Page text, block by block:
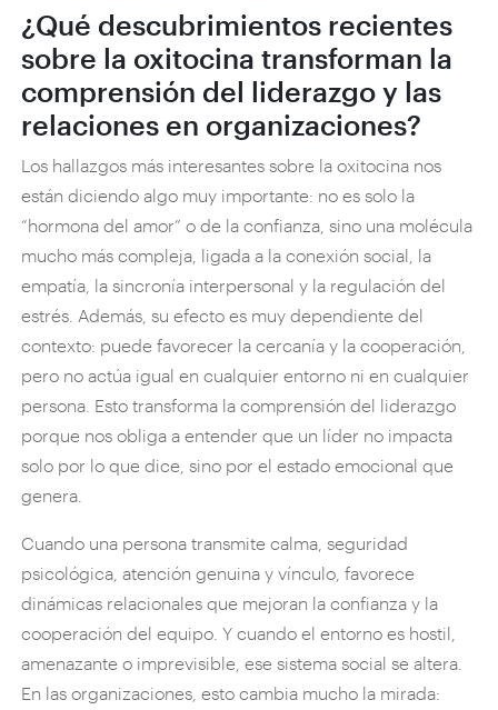
¿Qué descubrimientos recientes
sobre la oxitocina transforman la
comprensión del liderazgo y las
relaciones en organizaciones?
Los hallazgos más interesantes sobre la oxitocina nos
están diciendo algo muy importante: no es solo la
“hormona del amor” o de la confianza, sino una molécula
mucho más compleja, ligada a la conexión social, la
empatía, la sincronía interpersonal y la regulación del
estrés. Además, su efecto es muy dependiente del
contexto: puede favorecer la cercanía y la cooperación,
pero no actúa igual en cualquier entorno ni en cualquier
persona. Esto transforma la comprensión del liderazgo
porque nos obliga a entender que un líder no impacta
solo por lo que dice, sino por el estado emocional que
genera.
Cuando una persona transmite calma, seguridad
psicológica, atención genuina y vínculo, favorece
dinámicas relacionales que mejoran la confianza y la
cooperación del equipo. Y cuando el entorno es hostil,
amenazante o imprevisible, ese sistema social se altera.
En las organizaciones, esto cambia mucho la mirada: